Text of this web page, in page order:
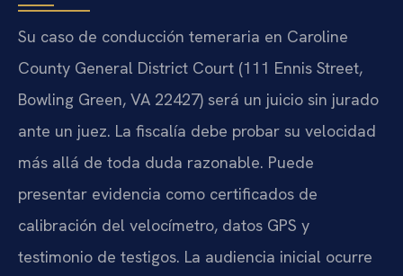
Su caso de conducción temeraria en Caroline
County General District Court (111 Ennis Street,
Bowling Green, VA 22427) será un juicio sin jurado
ante un juez. La fiscalía debe probar su velocidad
más allá de toda duda razonable. Puede
presentar evidencia como certificados de
calibración del velocímetro, datos GPS y
testimonio de testigos. La audiencia inicial ocurre